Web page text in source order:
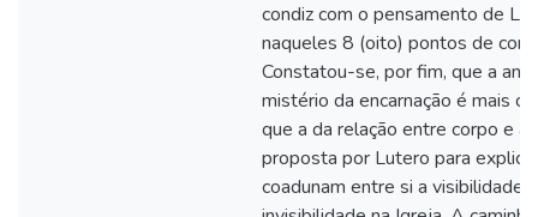
condiz com o pensamento de
naqueles 8 (oito) pontos de
Constatou-se, por fim, que a
mistério da encarnação é mais
que a da relação entre corpo e
proposta por Lutero para
coadunam entre si a visibilidade e